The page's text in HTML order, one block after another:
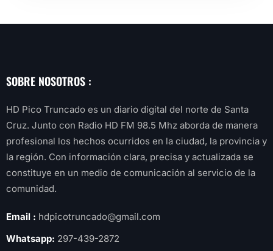
SOBRE NOSOTROS :
HD Pico Truncado es un diario digital del norte de Santa
Cruz. Junto con Radio HD FM 98.5 Mhz aborda de manera
profesional los hechos ocurridos en la ciudad, la provincia y
la región. Con información clara, precisa y actualizada se
constituye en un medio de comunicación al servicio de la
comunidad.
Email : hdpicotruncado@gmail.com
Whatsapp: 297-439-2872